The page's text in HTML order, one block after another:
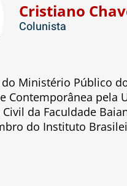
Cristiano
Colunista
Ministério Público
Contemporânea pela
da Faculdade
do Instituto